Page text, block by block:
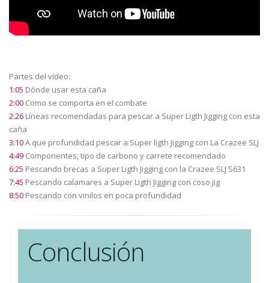
Partes del vídeo:
1:05 Dónde usar esta caña
2:00 Como se comporta en el combate
2:26 Líneas recomendadas para pescar a Super Ligth Jigging con esta
caña
3:10A que profundidad pescar a Super ligth Jigging con La Crazee SLJ
4:49 Componentes, tipo de carbono y carrete recomendado
6:25 Pescando brecas a Super Ligth Jigging con la Crazee SLJ S631
7:45 Pescando calamares a Super Ligth Jigging con coso jig
8:50 Pescando con vinilos en poca profundidad
Conclusión